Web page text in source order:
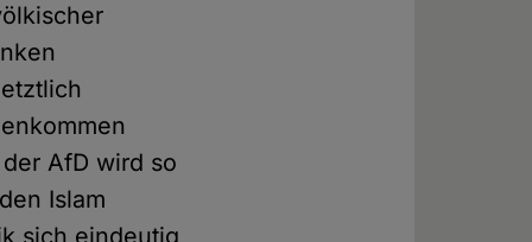
AfD wird so
Islam